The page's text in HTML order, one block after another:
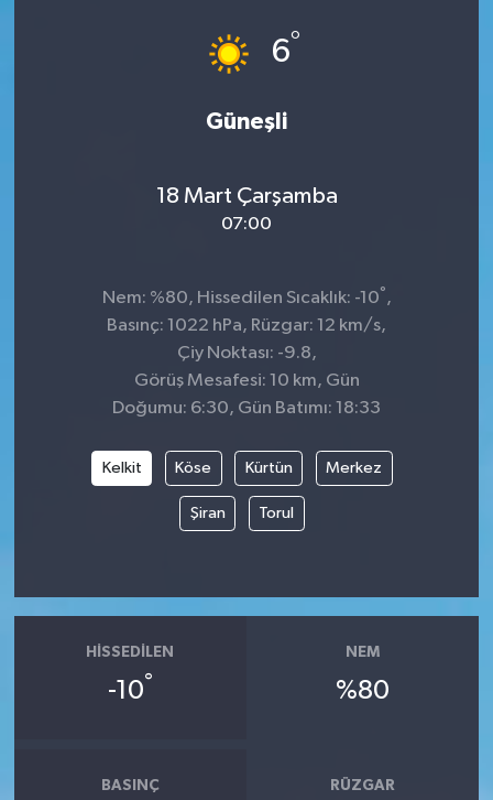
6°
Güneşli
18 Mart Çarşamba
07:00
Nem: %80, Hissedilen Sıcaklık: -10° ,
Basınç: 1022 hPa, Rüzgar: 12 km/s,
Çiy Noktası: -9.8,
Görüş Mesafesi: 10 km, Gün
Doğumu: 6:30, Gün Batımı: 18:33
Kelkit Köse Kürtün Merkez
Şiran Torul
HISSEDILEN
-10°
NEM
%80
BASINÇ RÜZGAR